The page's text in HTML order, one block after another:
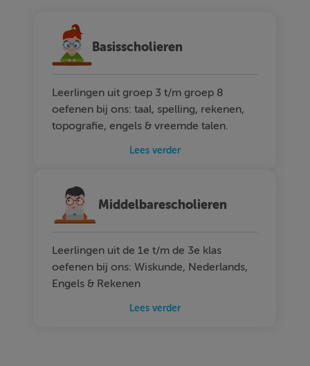
Basisscholieren
Leerlingen uit groep 3 t/m groep 8
oefenen bij ons: taal, spelling, rekenen,
topografie, engels & vreemde talen.
Lees verder
Middelbarescholieren
Leerlingen uit de 1e t/m de 3e klas
oefenen bij ons: Wiskunde, Nederlands,
Engels & Rekenen
Lees verder